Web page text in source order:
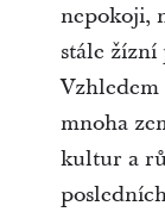
nepokoji,
stále žízní
mnoha
kultur a